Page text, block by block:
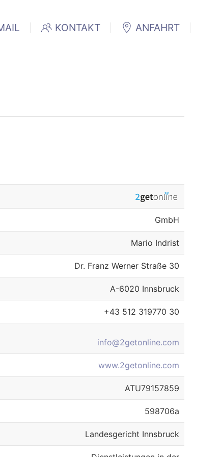
KONTAKT ANFAHRT
GmbH
Mario Indrist
Dr. Franz Werner Straße 30
A-6020 Innsbruck
+43 512 319770 30
info@2getonline.com
www.2getonline.com
ATU79157859
598706a
Landesgericht Innsbruck